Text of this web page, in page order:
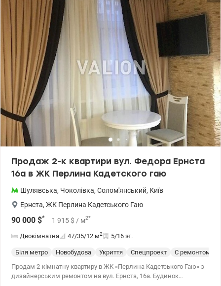
транспортне сполучення, поруч ТЦ Більшовик (Космополіт), ТЦ
Аркадія, ТЦ Мармелад, АТБ. ст.МШулявська 5 хвилин пішки.
Цына 69000 у.о 0509051192 Алена Valion.ua/1097087
Продаж 2-к квартири вул. Федора Ернста
16а в ЖК Перлина Кадетского гаю
Шулявська, Чоколівка, Солом'янський, Київ
Ернста, ЖК Перлина Кадетського Гаю
90 000 $* 1 915 $ / м2*
Двокімнатна 47/35/12 м2 5/16 эт.
Біля метро Новобудова Укриття Спецпроект
С ремонтом
Продам 2-кімнатну квартиру в ЖК «Перлина Кадетського Гаю» з
дизайнерським ремонтом на вул. Ернста, 16а. Будинок